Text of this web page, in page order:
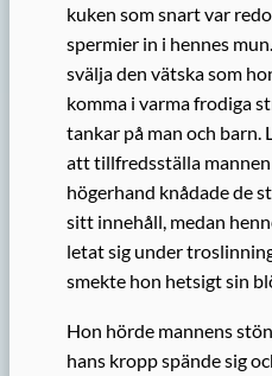
kuken som snart var
spermier in i hennes
svälja den vätska som
komma i varma frodiga
tankar på man och barn.
att tillfredsställa
högerhand knådade de
sitt innehåll, medan
letat sig under
smekte hon hetsigt sin
Hon hörde mannens
hans kropp spände sig